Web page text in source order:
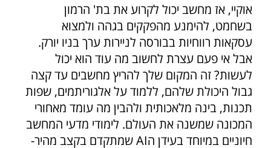
אוקיי, אז מחשב יכול לקרוע את בת' הרמון
בשחמט, להימנע מהפקקים בגהה ולמצוא
עסקאות רווחיות בבורסה לניירות ערך בניו יורק.
אבל אי פעם עצרת לחשוב מה עוד הוא יכול
לעשות? זה המקום שלך להריץ מחשבים עד קצה
גבול היכולת שלהם, ללמוד על אלגוריתמים, שפות
תכנות, בינה מלאכותית ולהבין מה עומד מאחורי
המכונה שמשנה את העולם. לימודי מדעי המחשב
חיוניים במיוחד בעידן הAI שמתקדם בקצב מהיר-